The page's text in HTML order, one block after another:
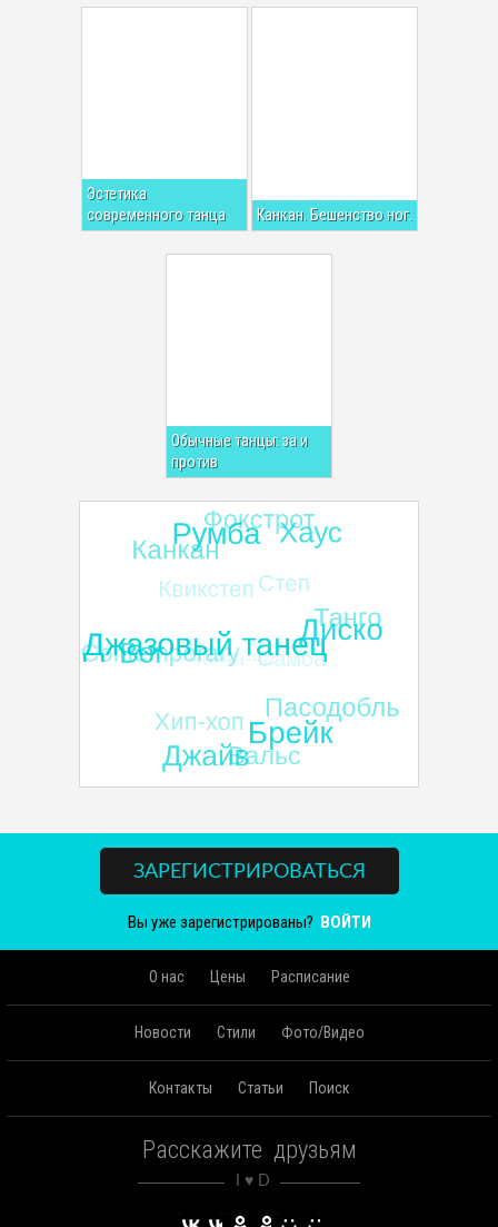
Эстетика
современного танца
Канкан. Бешенство ног.
Обычные танцы: за и
против
ЗАРЕГИСТРИРОВАТЬСЯ
Вы уже зарегистрированы? ВОЙТИ
О нас Цены Расписание
Новости Стили Фото/Видео
Контакты Статьи Поиск
Расскажите друзьям